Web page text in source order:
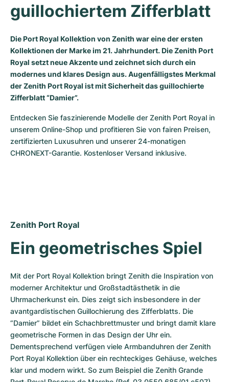
Milgauss
Oyster Perpetual
Yacht-Master
Yacht-Master II
Sky-Dweller
Submariner
Damenuhren
Ronde
Rotonde
Crash
Pasha
Baignoire
Ballon Blanc
Damenuhren
Professional
Bentley
Transocean
Cockpit
Super Avenger
Galactic
Damenuhren
Formula 1
Grand Carrera
Gebraucht
Damenuhren
Portofino
Portugieser
Da Vinci
Aquatimer
GST
Vintage
Spirit of Big Bang
King Power
Gebraucht
guillochiertem Zifferblatt
Die Port Royal Kollektion von Zenith war eine der ersten
Kollektionen der Marke im 21. Jahrhundert. Die Zenith Port
Royal setzt neue Akzente und zeichnet sich durch ein
modernes und klares Design aus. Augenfälligstes Merkmal
der Zenith Port Royal ist mit Sicherheit das guillochierte
Zifferblatt “Damier”.
Entdecken Sie faszinierende Modelle der Zenith Port Royal in
unserem Online-Shop und profitieren Sie von fairen Preisen,
zertifizierten Luxusuhren und unserer 24-monatigen
CHRONEXT-Garantie. Kostenloser Versand inklusive.
Zenith Port Royal
Ein geometrisches Spiel
Mit der Port Royal Kollektion bringt Zenith die Inspiration von
moderner Architektur und Großstadtästhetik in die
Uhrmacherkunst ein. Dies zeigt sich insbesondere in der
avantgardistischen Guillochierung des Zifferblatts. Die
“Damier” bildet ein Schachbrettmuster und bringt damit klare
geometrische Formen in das Design der Uhr ein.
Dementsprechend verfügen viele Armbanduhren der Zenith
Port Royal Kollektion über ein rechteckiges Gehäuse, welches
klar und modern wirkt. So zum Beispiel die Zenith Grande